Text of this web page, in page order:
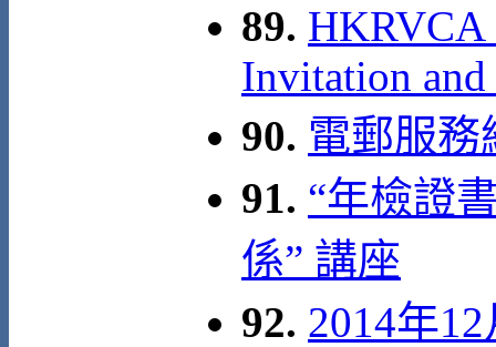
89. HKRVCA
Invitation and
90. 電郵服務
91. “年檢證
係” 講座
92. 2014年